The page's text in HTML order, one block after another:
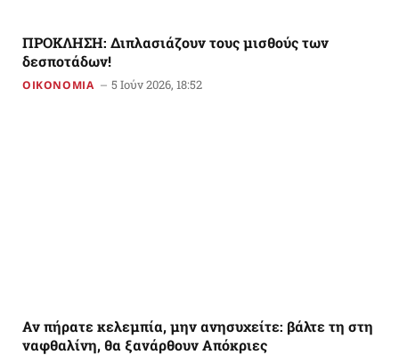
ΠΡΟΚΛΗΣΗ: Διπλασιάζουν τους μισθούς των
δεσποτάδων!
ΟΙΚΟΝΟΜΙΑ 5 Ιούν 2026, 18:52
Αν πήρατε κελεμπία, μην ανησυχείτε: βάλτε τη στη
ναφθαλίνη, θα ξανάρθουν Απόκριες